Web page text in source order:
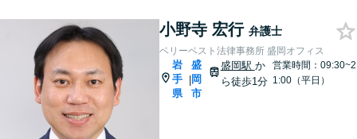
小野寺 宏行 弁護士
ベリーベスト法律事務所 盛岡オフィス
岩
手
県
|
盛
岡
市
盛岡駅 か
ら徒歩1分
営業時間：09:30~2
1:00（平日）